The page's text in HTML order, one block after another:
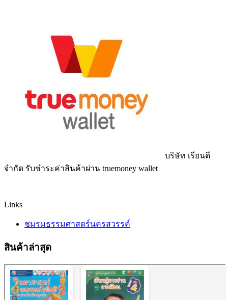
บริษัท เรียนดี
จำกัด รับชำระค่าสินค้าผ่าน truemoney wallet
Links
ชมรมธรรมศาสตร์นครสวรรค์
สินค้าล่าสุด